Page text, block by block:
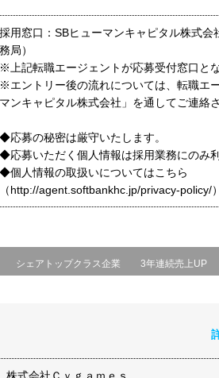
採用窓口：SBヒューマンキャピタル株式
務局）
※上記転職エージェントが応募受付窓口とな
※エントリー後の流れについては、転職エ
マンキャピタル株式会社」を通してご連絡
◆応募の秘密は厳守いたします。
◆応募いただく個人情報は採用業務にのみ
◆個人情報の取扱いについてはこちら
（http://agent.softbankhc.jp/privacy-policy/
シェアトップクラス企業 3年連続売上UP
株式会社Ｃｙｇａｍｅｓ